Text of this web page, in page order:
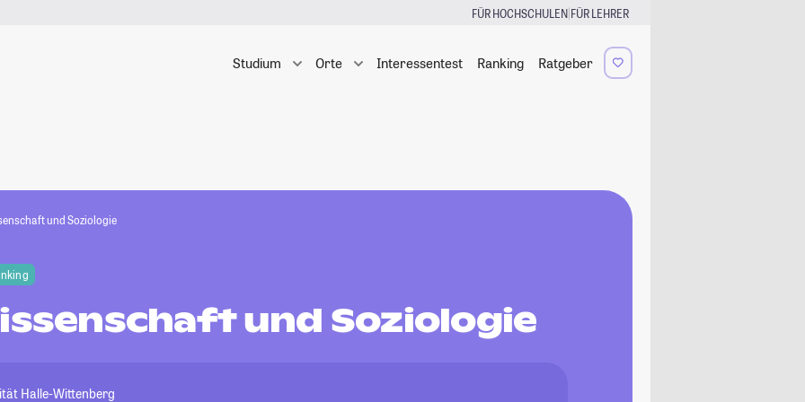
FÜR HOCHSCHULEN|FÜR LEHRER
Studium Orte Interessentest Ranking Ratgeber
und Soziologie
und Soziologie
Halle-Wittenberg